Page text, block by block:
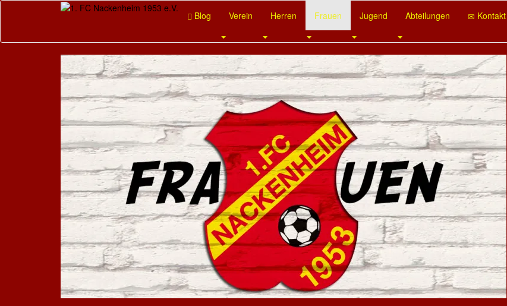
Skip
content
Blog Verein Herren Frauen Jugend Abteilungen Kontakt